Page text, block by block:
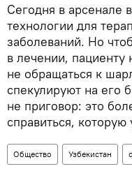
Сегодня в арсенале
технологии для
заболеваний. Но
в лечении, пациенту
не обращаться к
спекулируют на его
не приговор: это
справиться,
Общество Узбекистан